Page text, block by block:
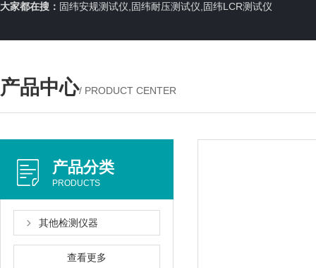
大家都在搜： 固纬安规测试仪,固纬耐压测试仪,固纬LCR测试仪
产品中心/ PRODUCT CENTER
产品分类
PRODUCTS
其他检测仪器
查看更多